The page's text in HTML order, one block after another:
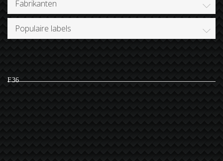
Fabrikanten
Populaire labels
F36